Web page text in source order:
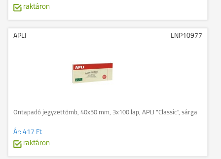
raktáron
APLI LNP10977
Öntapadó jegyzettömb, 40x50 mm, 3x100 lap, APLI "Classic", sárga
Ár:417 Ft
raktáron